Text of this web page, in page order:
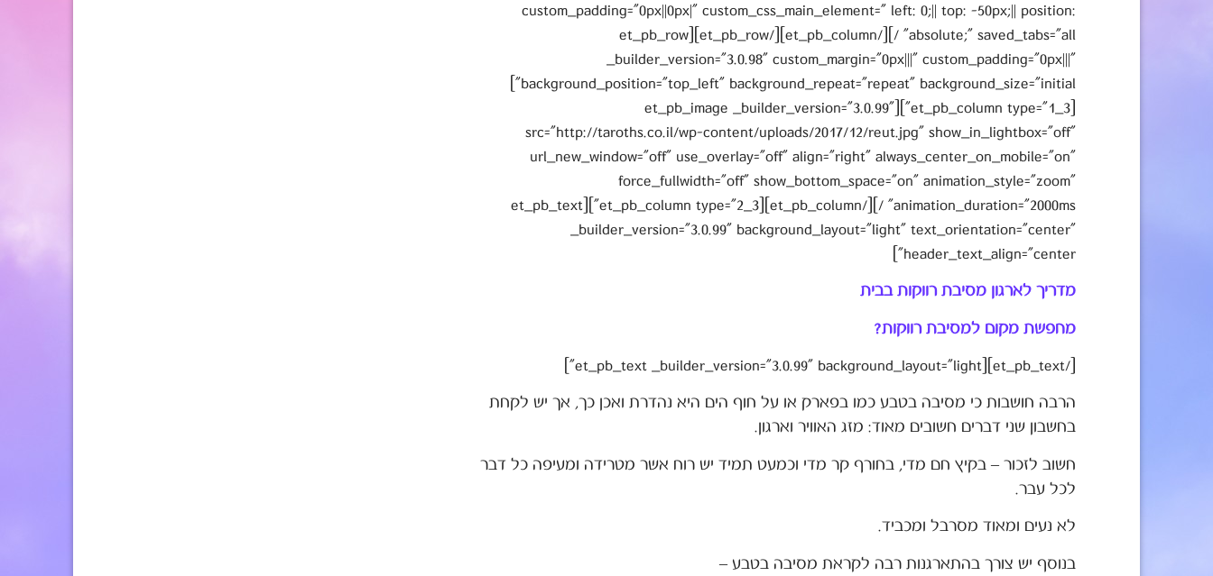
custom_padding="0px||0px|" custom_css_main_element=" left: 0;|| top: -50px;|| position:
absolute;" saved_tabs="all" /][/et_pb_column][/et_pb_row][et_pb_row
_builder_version="3.0.98" custom_margin="0px|||" custom_padding="0px|||"
background_position="top_left" background_repeat="repeat" background_size="initial"]
[et_pb_column type="1_3"][et_pb_image _builder_version="3.0.99"
src="http://taroths.co.il/wp-content/uploads/2017/12/reut.jpg" show_in_lightbox="off"
url_new_window="off" use_overlay="off" align="right" always_center_on_mobile="on"
force_fullwidth="off" show_bottom_space="on" animation_style="zoom"
animation_duration="2000ms" /][/et_pb_column][et_pb_column type="2_3"][et_pb_text
_builder_version="3.0.99" background_layout="light" text_orientation="center"
header_text_align="center"]
מדריך לארגון מסיבת רווקות בבית
מחפשת מקום למסיבת רווקות?
[/et_pb_text][et_pb_text _builder_version="3.0.99" background_layout="light"]
הרבה חושבות כי מסיבה בטבע כמו בפארק או על חוף הים היא נהדרת ואכן כך, אך יש לקחת
בחשבון שני דברים חשובים מאוד: מזג האוויר וארגון.
חשוב לזכור – בקיץ חם מדי, בחורף קר מדי וכמעט תמיד יש רוח אשר מטרידה ומעיפה כל דבר
לכל עבר.
לא נעים ומאוד מסרבל ומכביד.
בנוסף יש צורך בהתארגנות רבה לקראת מסיבה בטבע –